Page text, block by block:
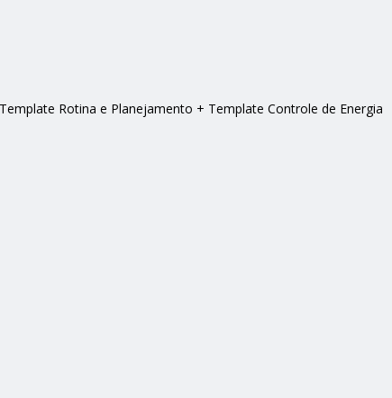
Rotina e Planejamento + Template Controle de Energia